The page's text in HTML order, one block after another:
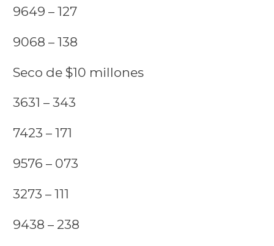
9649 – 127
9068 – 138
Seco de $10 millones
3631 – 343
7423 – 171
9576 – 073
3273 – 111
9438 – 238